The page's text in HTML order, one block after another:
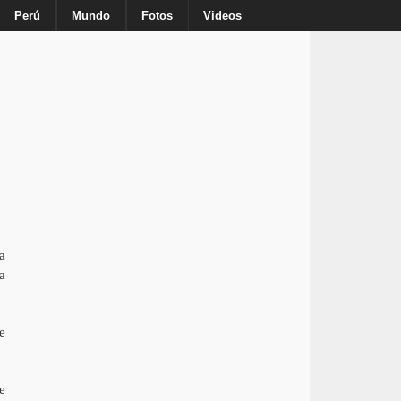
Inicio Nosotros Anuncie
Perú Mundo Fotos Videos